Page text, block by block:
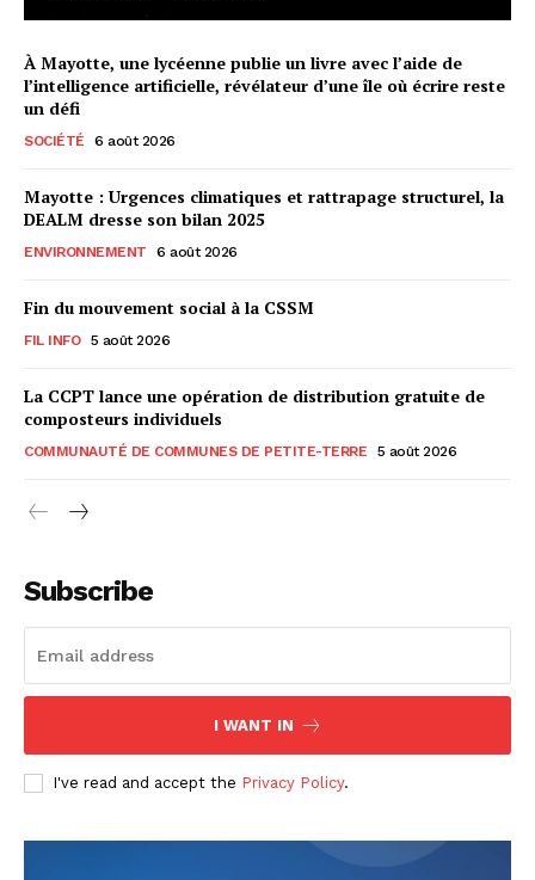
À Mayotte, une lycéenne publie un livre avec l’aide de
l’intelligence artificielle, révélateur d’une île où écrire reste
un défi
SOCIÉTÉ 6 août 2026
Mayotte : Urgences climatiques et rattrapage structurel, la
DEALM dresse son bilan 2025
ENVIRONNEMENT 6 août 2026
Fin du mouvement social à la CSSM
FIL INFO 5 août 2026
La CCPT lance une opération de distribution gratuite de
composteurs individuels
COMMUNAUTÉ DE COMMUNES DE PETITE-TERRE 5 août 2026
Subscribe
I WANT IN
I've read and accept the Privacy Policy.